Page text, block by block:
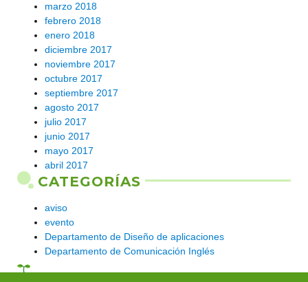
marzo 2018
febrero 2018
enero 2018
diciembre 2017
noviembre 2017
octubre 2017
septiembre 2017
agosto 2017
julio 2017
junio 2017
mayo 2017
abril 2017
CATEGORÍAS
aviso
evento
Departamento de Diseño de aplicaciones
Departamento de Comunicación Inglés